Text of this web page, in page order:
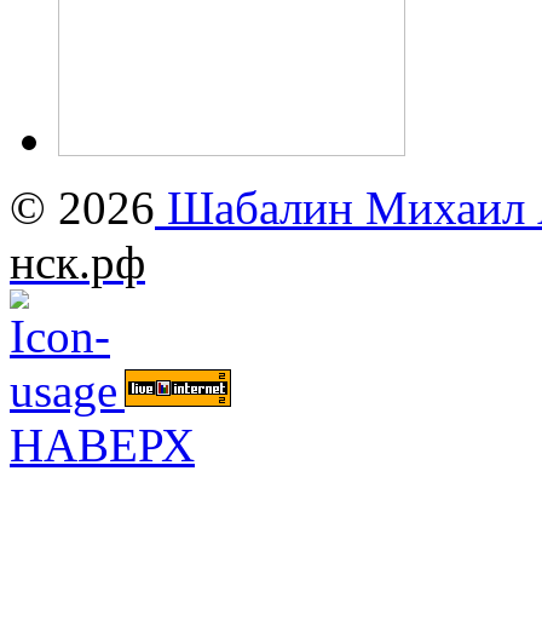
© 2026 Шабалин Михаил
нск.рф
НАВЕРХ